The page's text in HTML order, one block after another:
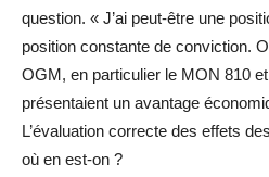
question. « J’ai peut-être une
position constante de conviction.
OGM, en particulier le MON 810
présentaient un avantage
L’évaluation correcte des effets
où en est-on ?